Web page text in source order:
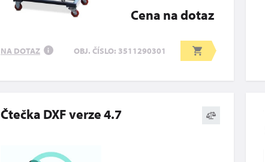
Cena na dotaz
NA DOTAZ i OBJ. ČÍSLO: 3511290301
Čtečka DXF verze 4.7